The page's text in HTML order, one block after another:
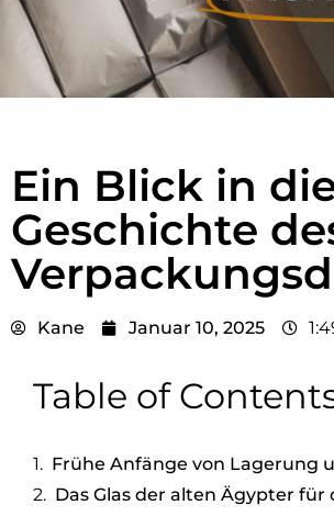
Ein Blick in
Geschichte
Kane Januar 10, 2025
Table of
Frühe Anfänge von Lagerung
Das Glas der alten Ägypter für